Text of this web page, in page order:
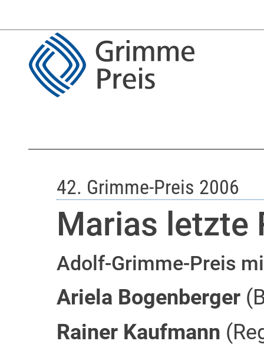
42. Grimme-Preis 2006
Marias letzte
Adolf-Grimme-Preis
Ariela Bogenberger
Rainer Kaufmann